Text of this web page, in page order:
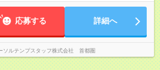
応募する 詳細へ
ソルテンプスタッフ株式会社 首都圏